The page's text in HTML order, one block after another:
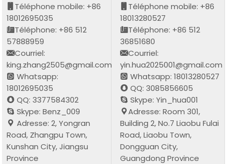
Téléphone mobile: +86
18012695035
Téléphone: +86 512
57888959
Courriel:
king.zhang2505@gmail.com
Whatsapp:
18012695035
QQ: 3377584302
Skype: Benz_009
Adresse: 2, Yongran
Road, Zhangpu Town,
Kunshan City, Jiangsu
Province
Téléphone mobile: +86
18013280527
Téléphone: +86 512
36851680
Courriel:
yin.hua2025001@gmail.com
Whatsapp: 18013280527
QQ: 3085856605
Skype: Yin_hua001
Adresse: Room 301,
Building 2, No.7 Liaobu Fulai
Road, Liaobu Town,
Dongguan City,
Guangdong Province